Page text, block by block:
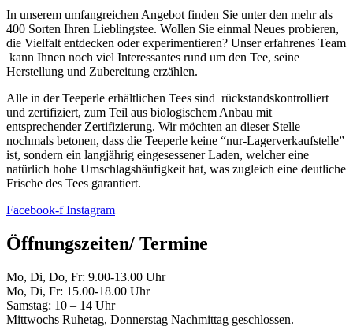
In unserem umfangreichen Angebot finden Sie unter den mehr als
400 Sorten Ihren Lieblingstee. Wollen Sie einmal Neues probieren,
die Vielfalt entdecken oder experimentieren? Unser erfahrenes Team
kann Ihnen noch viel Interessantes rund um den Tee, seine
Herstellung und Zubereitung erzählen.
Alle in der Teeperle erhältlichen Tees sind rückstandskontrolliert
und zertifiziert, zum Teil aus biologischem Anbau mit
entsprechender Zertifizierung. Wir möchten an dieser Stelle
nochmals betonen, dass die Teeperle keine “nur-Lagerverkaufstelle”
ist, sondern ein langjährig eingesessener Laden, welcher eine
natürlich hohe Umschlagshäufigkeit hat, was zugleich eine deutliche
Frische des Tees garantiert.
Facebook-f Instagram
Öffnungszeiten/ Termine
Mo, Di, Do, Fr: 9.00-13.00 Uhr
Mo, Di, Fr: 15.00-18.00 Uhr
Samstag: 10 – 14 Uhr
Mittwochs Ruhetag, Donnerstag Nachmittag geschlossen.